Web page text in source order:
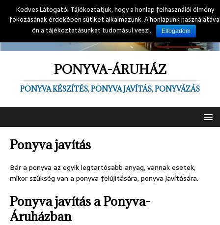
PONYVA-ÁRUHÁZ
PONYVA KÉSZÍTÉS, PONYVA JAVÍTÁS, PONYVÁZÁS
Ponyva javítás
Bár a ponyva az egyik legtartósabb anyag, vannak esetek,
mikor szükség van a ponyva felújítására, ponyva javítására.
Ponyva javítás a Ponyva-
Áruházban
Kedves Látogató! Tájékoztatjuk, hogy a honlap felhasználói élmény
fokozásának érdekében sütiket alkalmazunk. A honlapunk
ön a tájékoztatásunkat tudomásul veszi.
Elfogadom